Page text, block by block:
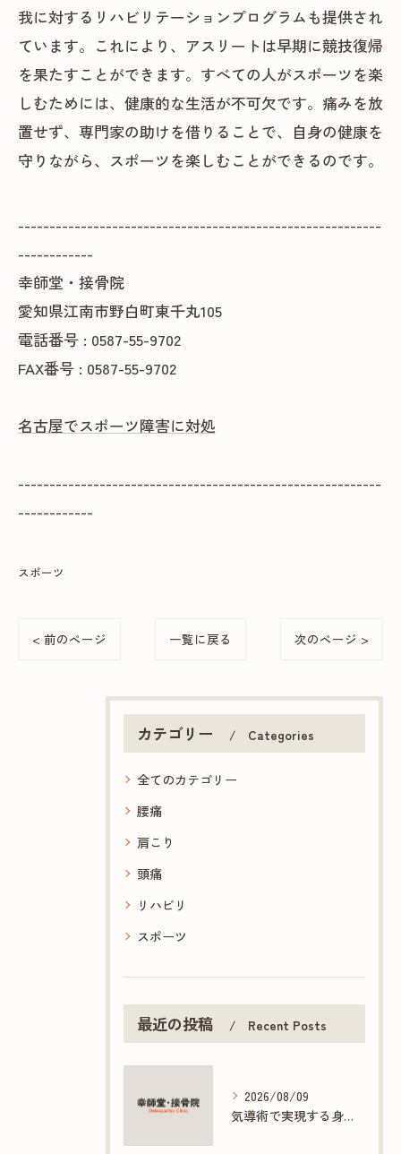
我に対するリハビリテーションプログラムも提供され
ています。これにより、アスリートは早期に競技復帰
を果たすことができます。すべての人がスポーツを楽
しむためには、健康的な生活が不可欠です。痛みを放
置せず、専門家の助けを借りることで、自身の健康を
守りながら、スポーツを楽しむことができるのです。
----------------------------------------------------------
------------
幸師堂・接骨院
愛知県江南市野白町東千丸105
電話番号 : 0587-55-9702
FAX番号 : 0587-55-9702
名古屋でスポーツ障害に対処
----------------------------------------------------------
------------
スポーツ
< 前のページ 一覧に戻る 次のページ >
カテゴリー Categories
全てのカテゴリー
腰痛
肩こり
頭痛
リハビリ
スポーツ
最近の投稿 Recent Posts
2026/08/09
気導術で実現する身体と心の根本ケアとは